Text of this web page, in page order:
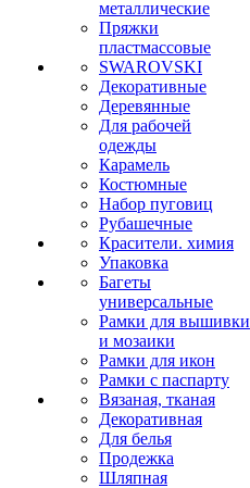
металлические
Пряжки
пластмассовые
SWAROVSKI
Декоративные
Деревянные
Для рабочей
одежды
Карамель
Костюмные
Набор пуговиц
Рубашечные
Красители. химия
Упаковка
Багеты
универсальные
Рамки для вышивки
и мозаики
Рамки для икон
Рамки с паспарту
Вязаная, тканая
Декоративная
Для белья
Продежка
Шляпная